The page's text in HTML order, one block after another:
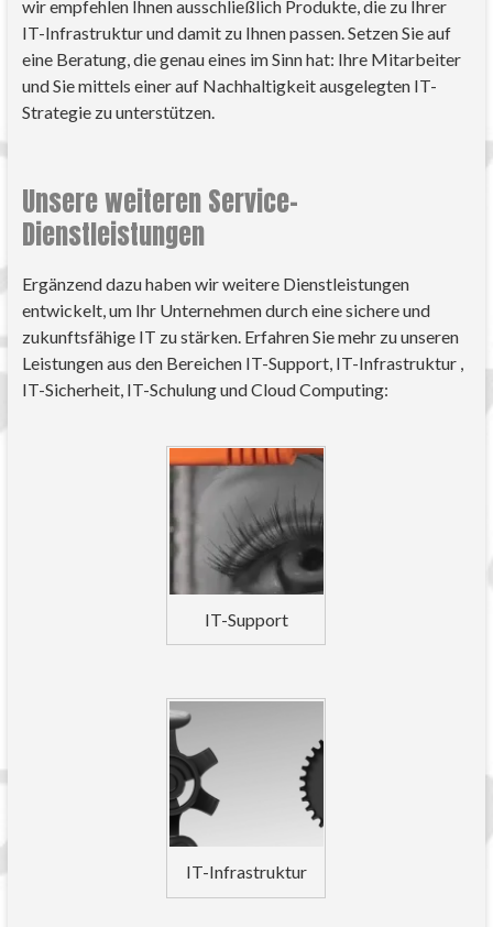
wir empfehlen Ihnen ausschließlich Produkte, die zu Ihrer
IT-Infrastruktur und damit zu Ihnen passen. Setzen Sie auf
eine Beratung, die genau eines im Sinn hat: Ihre Mitarbeiter
und Sie mittels einer auf Nachhaltigkeit ausgelegten IT-
Strategie zu unterstützen.
Unsere weiteren Service-
Dienstleistungen
Ergänzend dazu haben wir weitere Dienstleistungen
entwickelt, um Ihr Unternehmen durch eine sichere und
zukunftsfähige IT zu stärken. Erfahren Sie mehr zu unseren
Leistungen aus den Bereichen IT-Support, IT-Infrastruktur ,
IT-Sicherheit, IT-Schulung und Cloud Computing:
IT-Support
IT-Infrastruktur